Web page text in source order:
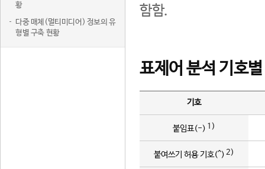
황
다중 매체(멀티미디어) 정보의 유
형별 구축 현황
함함.
표제어 분석 기호
기호
붙임표(-) 1)
붙여쓰기 허용 기호(^) 2)